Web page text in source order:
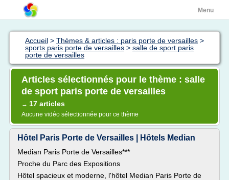
Menu
Accueil > Thèmes & articles : paris porte de versailles >
sports paris porte de versailles > salle de sport paris
porte de versailles
Articles sélectionnés pour le thème : salle
de sport paris porte de versailles
→ 17 articles
Aucune vidéo sélectionnée pour ce thème
Hôtel Paris Porte de Versailles | Hôtels Median
Median Paris Porte de Versailles***
Proche du Parc des Expositions
Hôtel spacieux et moderne, l'hôtel Median Paris Porte de